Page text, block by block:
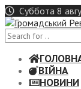
Skip
to
content
Суббота 8
ВІЙНА
НОВИНИ